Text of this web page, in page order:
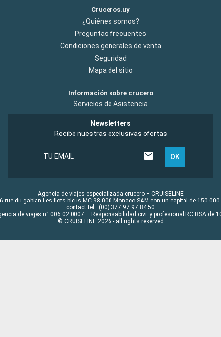
Cruceros.uy
¿Quiénes somos?
Preguntas frecuentes
Condiciones generales de venta
Seguridad
Mapa del sitio
Información sobre crucero
Servicios de Asistencia
Newsletters
Recibe nuestras exclusivas ofertas
TU EMAIL OK
Agencia de viajes especializada crucero – CRUISELINE
rue du gabian Les flots bleus MC 98 000 Monaco SAM con un capital de 150 000
contact tel : (00) 377 97 97 84 50
de viajes n° 006 02 0007 – Responsabilidad civil y profesional RC RSA de
© CRUISELINE 2026 - all rights reserved